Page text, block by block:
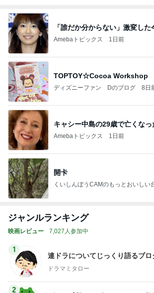
「誰だか分からない」激変した
Amebaトピックス 1日前
TOPTOY☆Cocoa Workshop
ディズニーファン Dのブログ 8日
キャシー中島の29歳で亡くなっ
Amebaトピックス 1日前
開卡
くいしんぼうCAMのもっとおいしい
ジャンルランキング
映画レビュー 7,027人参加中
1
連ドラについてじっくり語るブロ
ドラマミタロー
2